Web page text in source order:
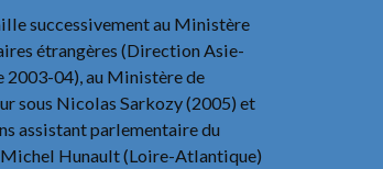
successivement au Ministère
étrangères (Direction Asie-
2003-04), au Ministère de
sous Nicolas Sarkozy (2005) et
assistant parlementaire du
Hunault (Loire-Atlantique)